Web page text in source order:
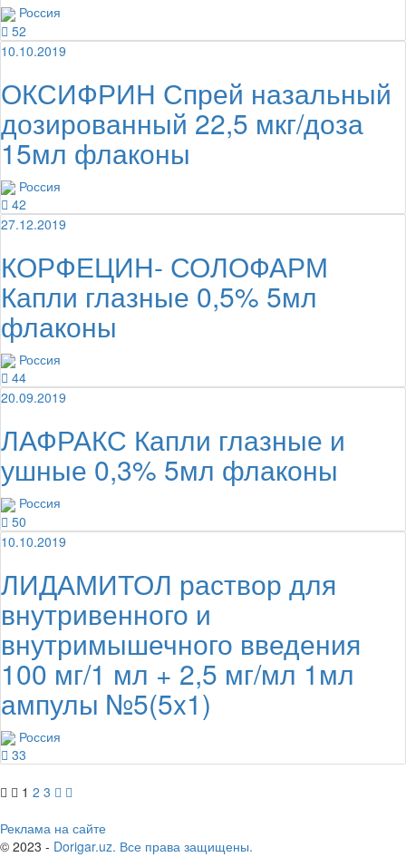
Россия
52
10.10.2019
ОКСИФРИН Спрей назальный
дозированный 22,5 мкг/доза
15мл флаконы
Россия
42
27.12.2019
КОРФЕЦИН- СОЛОФАРМ
Капли глазные 0,5% 5мл
флаконы
Россия
44
20.09.2019
ЛАФРАКС Капли глазные и
ушные 0,3% 5мл флаконы
Россия
50
10.10.2019
ЛИДАМИТОЛ раствор для
внутривенного и
внутримышечного введения
100 мг/1 мл + 2,5 мг/мл 1мл
ампулы №5(5x1)
Россия
33
1 2 3
Реклама на сайте
© 2023 - Dorigar.uz. Все права защищены.